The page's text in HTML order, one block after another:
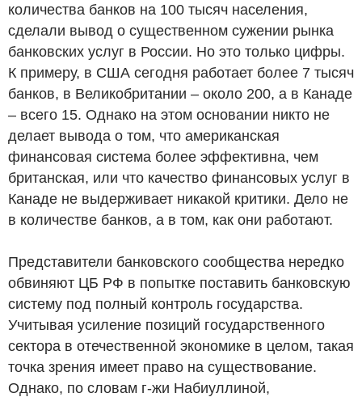
количества банков на 100 тысяч населения,
сделали вывод о существенном сужении рынка
банковских услуг в России. Но это только цифры.
К примеру, в США сегодня работает более 7 тысяч
банков, в Великобритании – около 200, а в Канаде
– всего 15. Однако на этом основании никто не
делает вывода о том, что американская
финансовая система более эффективна, чем
британская, или что качество финансовых услуг в
Канаде не выдерживает никакой критики. Дело не
в количестве банков, а в том, как они работают.
Представители банковского сообщества нередко
обвиняют ЦБ РФ в попытке поставить банковскую
систему под полный контроль государства.
Учитывая усиление позиций государственного
сектора в отечественной экономике в целом, такая
точка зрения имеет право на существование.
Однако, по словам г-жи Набиуллиной,